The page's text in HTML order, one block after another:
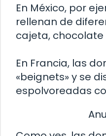
En México, por
rellenan de
cajeta, chocolate
En Francia, las
«beignets» y se
espolvoreadas